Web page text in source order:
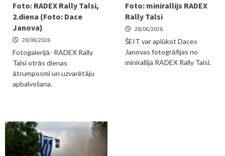
Foto: RADEX Rally Talsi,
2.diena (Foto: Dace
Janova)
28/06/2026
Fotogalerijā- RADEX Rally
Talsi otrās dienas
ātrumposmi un uzvarētāju
apbalvošana.
Foto: minirallijs RADEX
Rally Talsi
28/06/2026
ŠEIT var aplūkot Daces
Janovas fotogrāfijas no
minirallija RADEX Rally Talsi.